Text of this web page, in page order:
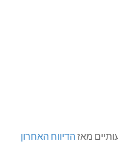
מאז הדיווח האחרון